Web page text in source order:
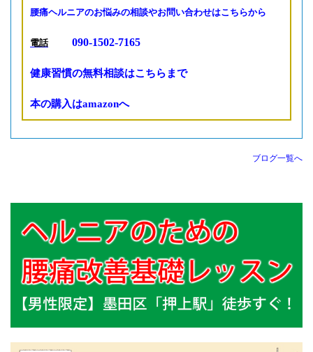
腰痛ヘルニアのお悩みの相談やお問い合わせはこちらから
電話 090-1502-7165
健康習慣の無料相談はこちらまで
本の購入はamazonへ
ブログ一覧へ